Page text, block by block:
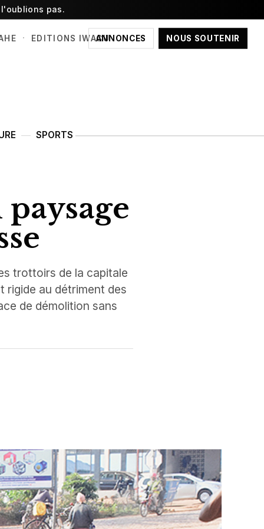
pas.
ANNONCES NOUS SOUTENIR
· EDITIONS IWACU
SPORTS
trottoirs de la capitale
rigide au détriment des
de démolition sans